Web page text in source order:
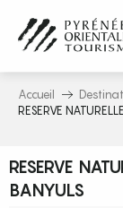
contenu
principal
Accueil
RESERVE
RESERVE
BANYULS